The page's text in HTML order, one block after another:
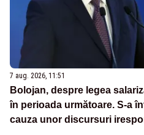
7 aug. 2026, 11:51
Bolojan, despre legea
în perioada următoare. S-a
cauza unor discursuri